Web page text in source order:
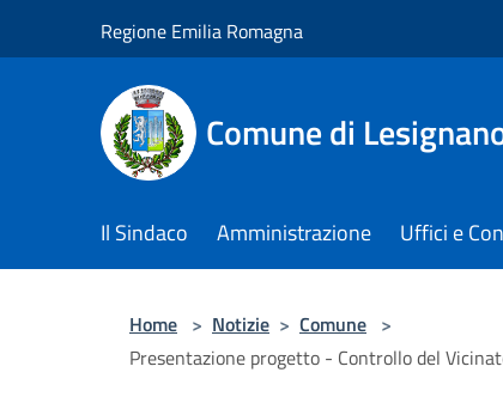
Regione Emilia Romagna
Comune di
Il Sindaco Amministrazione Uffici e
Home > Notizie > Comune >
Presentazione progetto - Controllo del